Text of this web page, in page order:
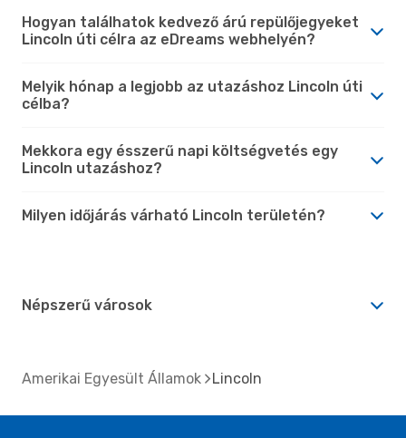
Hogyan találhatok kedvező árú repülőjegyeket
Lincoln úti célra az eDreams webhelyén?
Melyik hónap a legjobb az utazáshoz Lincoln úti
célba?
Mekkora egy ésszerű napi költségvetés egy
Lincoln utazáshoz?
Milyen időjárás várható Lincoln területén?
Népszerű városok
Amerikai Egyesült Államok Lincoln